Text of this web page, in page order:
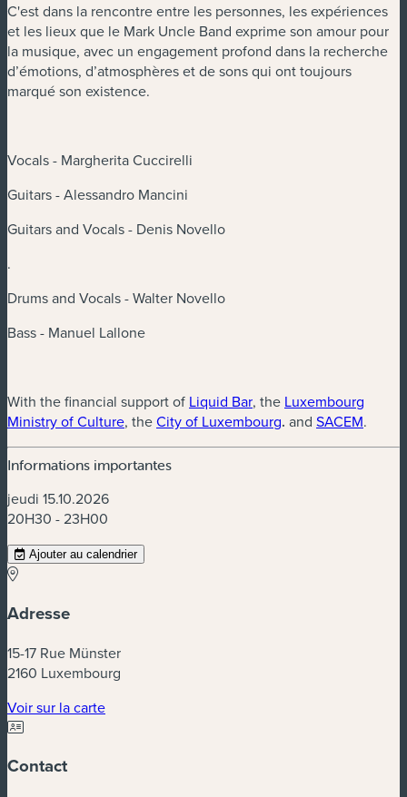
C'est dans la rencontre entre les personnes, les expériences
et les lieux que le Mark Uncle Band exprime son amour pour
la musique, avec un engagement profond dans la recherche
d’émotions, d’atmosphères et de sons qui ont toujours
marqué son existence.
Vocals - Margherita Cuccirelli
Guitars - Alessandro Mancini
Guitars and Vocals - Denis Novello
.
Drums and Vocals - Walter Novello
Bass - Manuel Lallone
With the financial support of Liquid Bar(nouvelle fenêtre)
, the Luxembourg
Ministry of Culture(nouvelle fenêtre)
, theCity of Luxembourg(nouvelle fenêtre)
. and SACEM.
Informations importantes
jeudi 15.10.2026
20H30 - 23H00
Ajouter au calendrier
Adresse
15-17 Rue Münster
2160 Luxembourg
Voir sur la carte(nouvelle fenêtre)
Contact